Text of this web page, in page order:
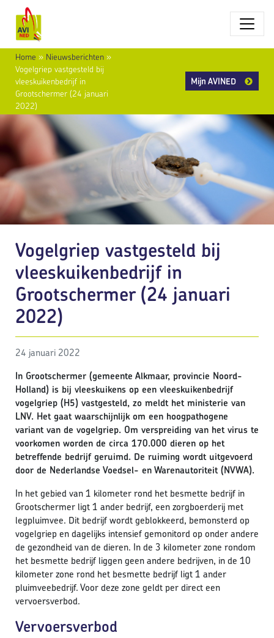
Home » Nieuwsberichten »
Vogelgriep vastgesteld bij
vleeskuikenbedrijf in
Grootschermer (24 januari
2022)
Mijn AVINED
Vogelgriep vastgesteld bij
vleeskuikenbedrijf in
Grootschermer (24 januari
2022)
24 januari 2022
In Grootschermer (gemeente Alkmaar, provincie Noord-
Holland) is bij vleeskuikens op een vleeskuikenbedrijf
vogelgriep (H5) vastgesteld, zo meldt het ministerie van
LNV. Het gaat waarschijnlijk om een hoogpathogene
variant van de vogelgriep. Om verspreiding van het virus te
voorkomen worden de circa 170.000 dieren op het
betreffende bedrijf geruimd. De ruiming wordt uitgevoerd
door de Nederlandse Voedsel- en Warenautoriteit (NVWA).
In het gebied van 1 kilometer rond het besmette bedrijf in
Grootschermer ligt 1 ander bedrijf, een zorgboerderij met
legpluimvee. Dit bedrijf wordt geblokkeerd, bemonsterd op
vogelgriep en dagelijks intensief gemonitord op onder andere
de gezondheid van de dieren. In de 3 kilometer zone rondom
het besmette bedrijf liggen geen andere bedrijven, in de 10
kilometer zone rond het besmette bedrijf ligt 1 ander
pluimveebedrijf. Voor deze zone geldt per direct een
vervoersverbod.
Vervoersverbod